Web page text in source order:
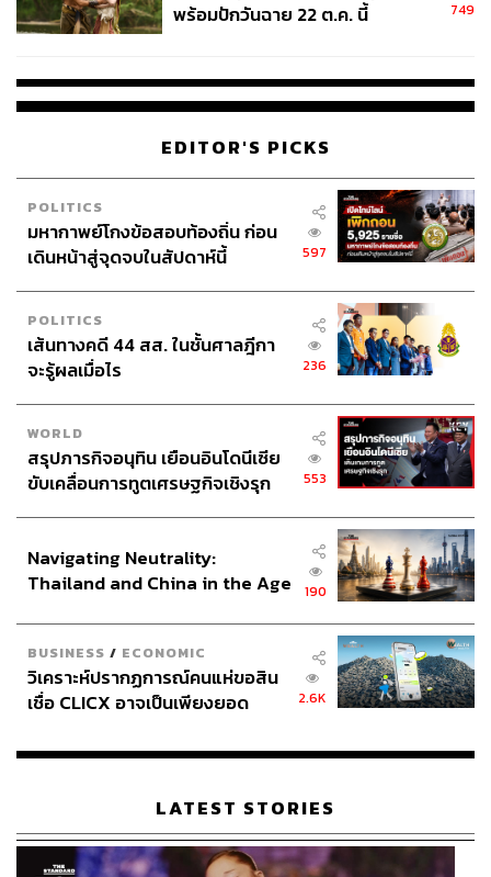
พร้อมปักวันฉาย 22 ต.ค. นี้
749
EDITOR'S PICKS
POLITICS
มหากาพย์โกงข้อสอบท้องถิ่น ก่อน
เดินหน้าสู่จุดจบในสัปดาห์นี้
597
POLITICS
เส้นทางคดี 44 สส. ในชั้นศาลฎีกา
จะรู้ผลเมื่อไร
236
WORLD
สรุปภารกิจอนุทิน เยือนอินโดนีเซีย
ขับเคลื่อนการทูตเศรษฐกิจเชิงรุก
553
Navigating Neutrality:
Thailand and China in the Age
190
BUSINESS / ECONOMIC
วิเคราะห์ปรากฏการณ์คนแห่ขอสิน
เชื่อ CLICX อาจเป็นเพียงยอด
เรือนไทยที่ถูกซุกไว้
2.6K
LATEST STORIES